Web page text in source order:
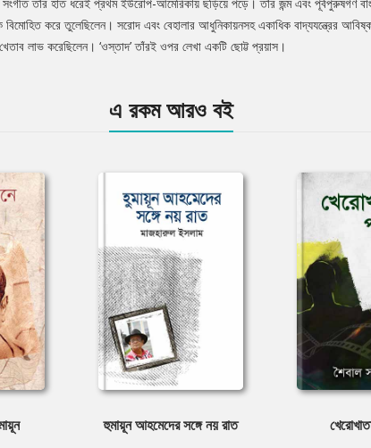
বিমোহিত করে তুলেছিলেন। সরোদ এবং বেহালার আধুনিকায়নসহ একাধিক বাদ্যযন্ত্রের
খেতাব লাভ করেছিলেন। ‘ওস্তাদ’ তাঁরই ওপর লেখা একটি ছোট্ট প্রয়াস।
এ রকম আরও বই
হুমায়ূন আহমেদের সঙ্গে নয় রাত